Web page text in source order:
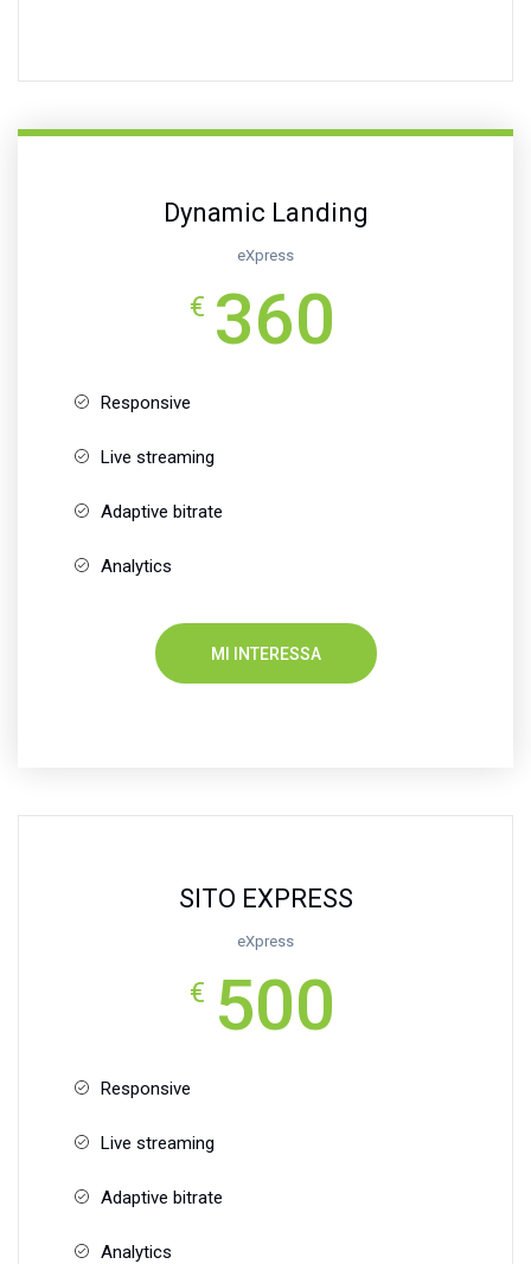
Dynamic Landing
eXpress
€ 360
Responsive
Live streaming
Adaptive bitrate
Analytics
MI INTERESSA
SITO EXPRESS
eXpress
€ 500
Responsive
Live streaming
Adaptive bitrate
Analytics